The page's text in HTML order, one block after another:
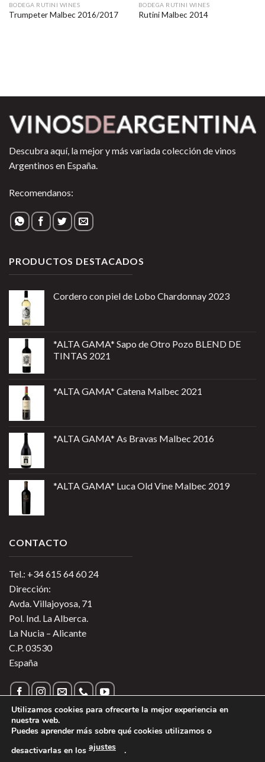
BODEGA RUTINI WINES
Trumpeter Malbec 2016/2017
BODEGA RUTINI WINES
Rutini Malbec 2014
Descubra aquí, la mejor y más variada colección de vinos
Argentinos en España.
Recomendanos:
PRODUCTOS DESTACADOS
Cordero con piel de Lobo Chardonnay 2023
*ALTA GAMA* Sapo de Otro Pozo BLEND DE
TINTAS 2021
*ALTA GAMA* Catena Malbec 2021
*ALTA GAMA* As Bravas Malbec 2016
*ALTA GAMA* Luca Old Vine Malbec 2019
CONTACTO
Tel.: +34 615 64 60 24
Dirección:
Avda. Villajoyosa, 71
Pol. Ind. La Alberca.
La Nucia – Alicante
C.P. 03530
España
sobre las Cookies
Utilizamos cookies para ofrecerte la mejor experiencia en
nuestra web.
Puedes aprender más sobre qué cookies utilizamos o
desactivarlas en los ajustes .